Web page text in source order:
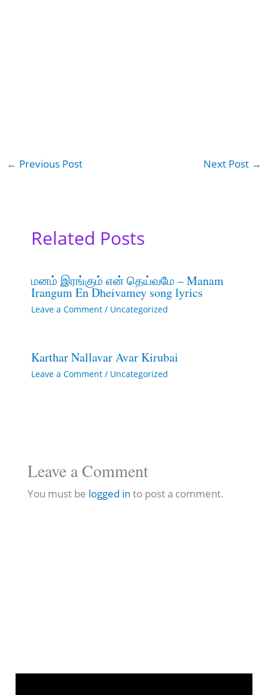
← Previous Post Next Post →
Related Posts
மனம் இரங்கும் என் தெய்வமே – Manam
Irangum En Dheivamey song lyrics
Leave a Comment / Uncategorized
Karthar Nallavar Avar Kirubai
Leave a Comment / Uncategorized
Leave a Comment
You must be logged in to post a comment.